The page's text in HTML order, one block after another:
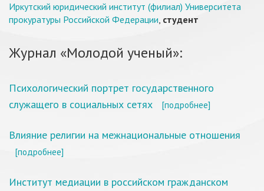
Иркутский юридический институт (филиал) Университета
прокуратуры Российской Федерации, студент
Журнал «Молодой ученый»:
Психологический портрет государственного
служащего в социальных сетях
[подробнее]
Влияние религии на межнациональные отношения
[подробнее]
Институт медиации в российском гражданском